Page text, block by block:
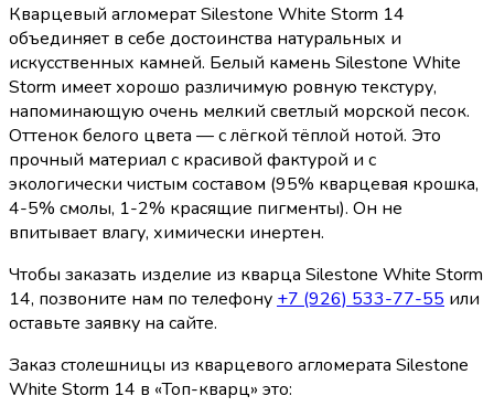
Кварцевый агломерат Silestone White Storm 14
объединяет в себе достоинства натуральных и
искусственных камней. Белый камень Silestone White
Storm имеет хорошо различимую ровную текстуру,
напоминающую очень мелкий светлый морской песок.
Оттенок белого цвета — с лёгкой тёплой нотой. Это
прочный материал с красивой фактурой и с
экологически чистым составом (95% кварцевая крошка,
4-5% смолы, 1-2% красящие пигменты). Он не
впитывает влагу, химически инертен.
Чтобы заказать изделие из кварца Silestone White Storm
14, позвоните нам по телефону +7 (926) 533-77-55 или
оставьте заявку на сайте.
Заказ столешницы из кварцевого агломерата Silestone
White Storm 14 в «Топ-кварц» это: